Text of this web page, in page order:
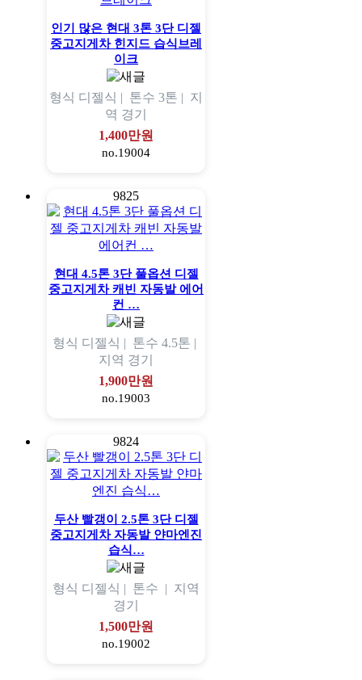
인기 많은 현대 3톤 3단 디젤
중고지게차 힌지드 습식브레
이크
형식 디젤식 | 톤수 3톤 | 지
역 경기
1,400만원
no.19004
9825
현대 4.5톤 3단 풀옵션 디젤
중고지게차 캐빈 자동발 에어
컨 …
형식 디젤식 | 톤수 4.5톤 |
지역 경기
1,900만원
no.19003
9824
두산 빨갱이 2.5톤 3단 디젤
중고지게차 자동발 얀마엔진
습식…
형식 디젤식 | 톤수 | 지역
경기
1,500만원
no.19002